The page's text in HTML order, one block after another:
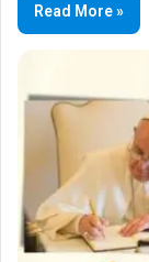
Read More »